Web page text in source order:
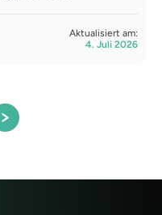
Aktualisiert am:
4. Juli 2026